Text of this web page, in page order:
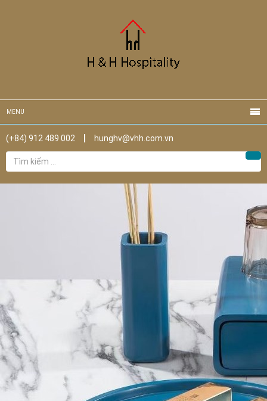
MENU
(+84) 912 489 002
hunghv@vhh.com.vn
Tìm
kiếm
cho: